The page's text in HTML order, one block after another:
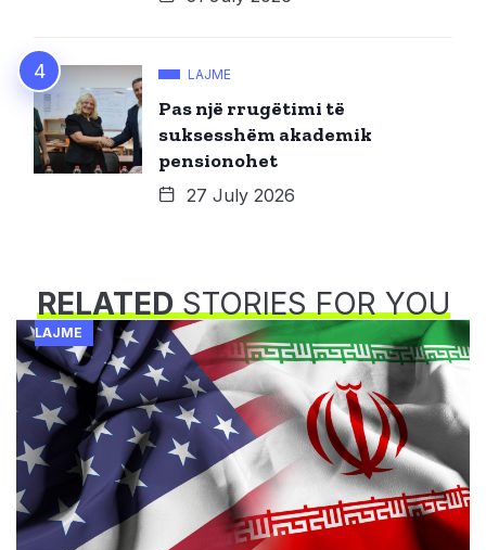
LAJME
Pas një rrugëtimi të
suksesshëm akademik
pensionohet
27 July 2026
RELATEDSTORIES FOR YOU
LAJME